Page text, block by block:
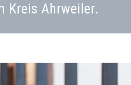
Kreis Ahrweiler.